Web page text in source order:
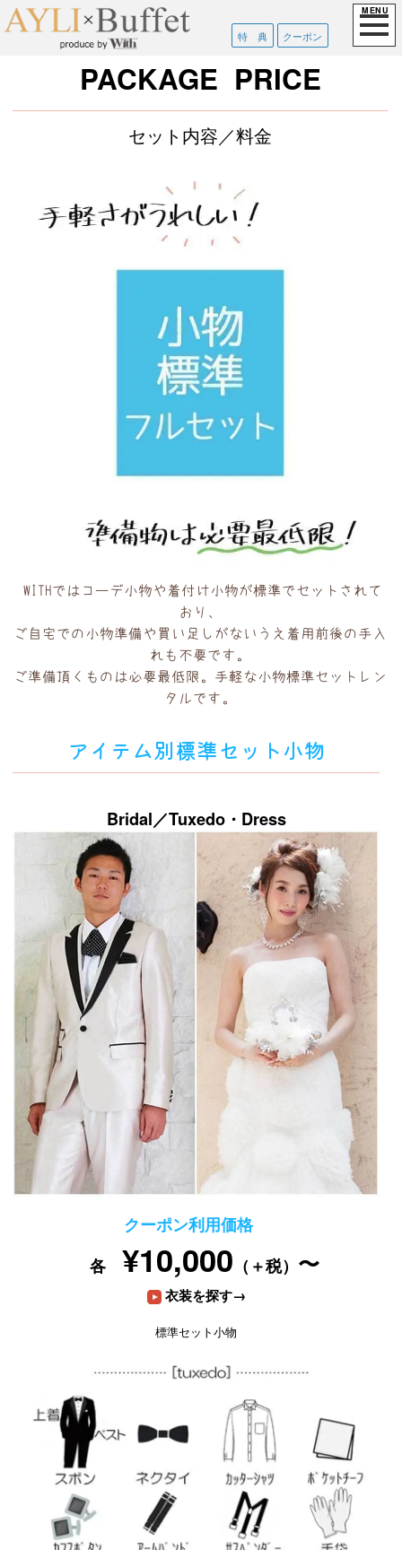
特 典 クーポン
PACKAGE PRICE
セット内容／料金
WITHではコーデ小物や着付け小物が標準でセットされて
おり、
ご自宅での小物準備や買い足しがないうえ着用前後の手入
れも不要です。
ご準備頂くものは必要最低限。手軽な小物標準セットレン
タルです。
アイテム別標準セット小物
Bridal／Tuxedo・Dress
クーポン利用価格
各 ¥10,000 （＋税） 〜
衣装を探す→
標準セット小物